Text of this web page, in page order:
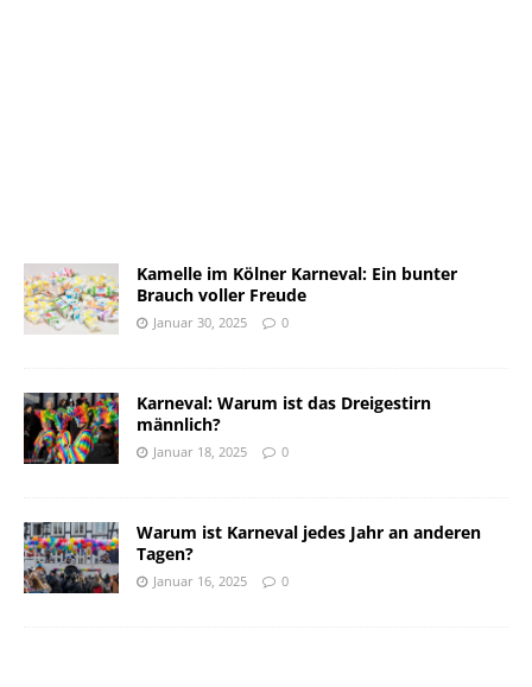
Kamelle im Kölner Karneval: Ein bunter
Brauch voller Freude
Januar 30, 2025 0
Karneval: Warum ist das Dreigestirn
männlich?
Januar 18, 2025 0
Warum ist Karneval jedes Jahr an anderen
Tagen?
Januar 16, 2025 0